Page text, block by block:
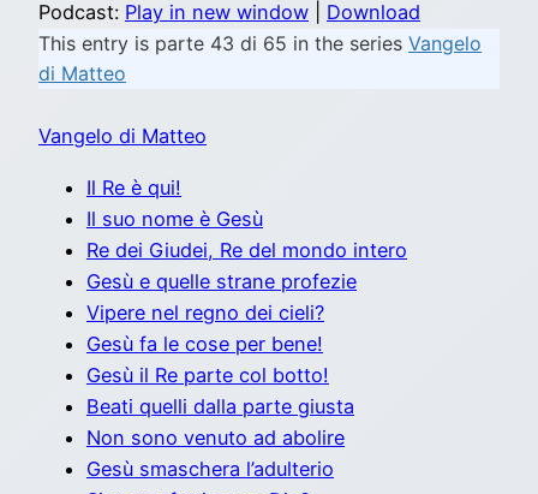
Podcast: Play in new window
Download
This entry is parte 43 di 65 in the series Vangelo
di Matteo
Vangelo di Matteo
Il Re è qui!
Il suo nome è Gesù
Re dei Giudei, Re del mondo intero
Gesù e quelle strane profezie
Vipere nel regno dei cieli?
Gesù fa le cose per bene!
Gesù il Re parte col botto!
Beati quelli dalla parte giusta
Non sono venuto ad abolire
Gesù smaschera l’adulterio